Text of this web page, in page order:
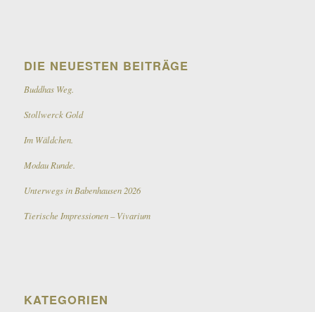
DIE NEUESTEN BEITRÄGE
Buddhas Weg.
Stollwerck Gold
Im Wäldchen.
Modau Runde.
Unterwegs in Babenhausen 2026
Tierische Impressionen – Vivarium
KATEGORIEN